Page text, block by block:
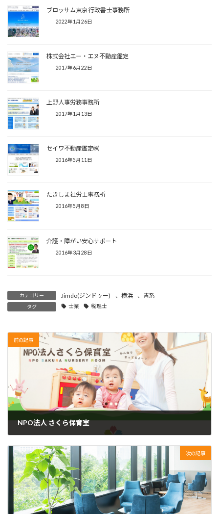
ブロッサム東京 行政書士事務所
2022年1月26日
株式会社エー・エヌ不動産鑑定
2017年6月22日
上野人事労務事務所
2017年1月13日
セイワ不動産鑑定㈱
2016年5月11日
たきしま社労士事務所
2016年5月8日
介護・障がい安心サポート
2016年3月28日
カテゴリー Jimdo(ジンドゥー) 、 横浜 、 青系
タグ 士業 税理士
前の記事
NPO法人 さくら保育室
次の記事